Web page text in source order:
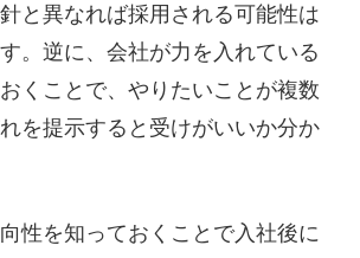
と異なれば採用される可能性は
。逆に、会社が力を入れている
くことで、やりたいことが複数
を提示すると受けがいいか分か
性を知っておくことで入社後に